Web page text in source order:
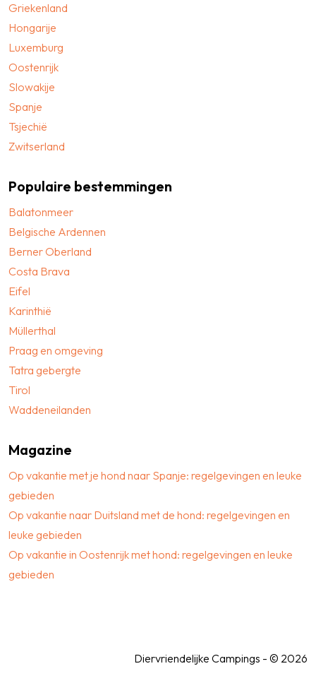
Griekenland
Hongarije
Luxemburg
Oostenrijk
Slowakije
Spanje
Tsjechië
Zwitserland
Populaire bestemmingen
Balatonmeer
Belgische Ardennen
Berner Oberland
Costa Brava
Eifel
Karinthië
Müllerthal
Praag en omgeving
Tatra gebergte
Tirol
Waddeneilanden
Magazine
Op vakantie met je hond naar Spanje: regelgevingen en leuke
gebieden
Op vakantie naar Duitsland met de hond: regelgevingen en
leuke gebieden
Op vakantie in Oostenrijk met hond: regelgevingen en leuke
gebieden
Diervriendelijke Campings - © 2026